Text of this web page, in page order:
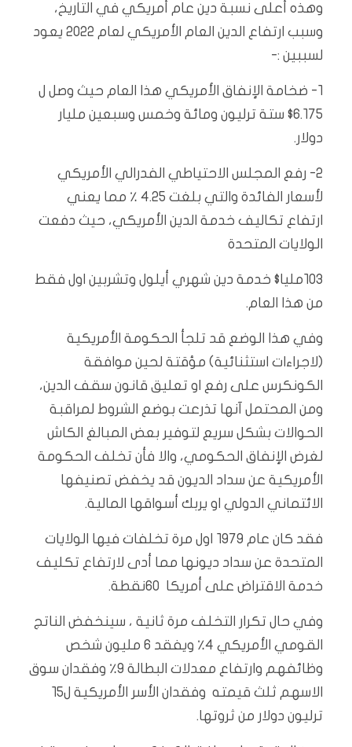
وهذه أعلى نسبة دين عام أمريكي في التاريخ،
وسبب ارتفاع الدين العام الأمريكي لعام ٢٠٢٢ يعود
لسببين :-
١- ضخامة الإنفاق الأمريكي هذا العام حيث وصل ل
٦.١٧٥$ ستة ترليون ومائة وخمس وسبعين مليار
دولار.
٢- رفع المجلس الاحتياطي الفدرالي الأمريكي
لأسعار الفائدة والتي بلغت ٤.٢٥ ٪ مما يعني
ارتفاع تكاليف خدمة الدين الأمريكي، حيث دفعت
الولايات المتحدة
١٠٣مليا$ خدمة دين شهري أيلول وتشربين اول فقط
من هذا العام.
وفي هذا الوضع قد تلجأ الحكومة الأمريكية
(لاجراءات استثنائية) مؤقتة لحين موافقة
الكونكرس على رفع او تعليق قانون سقف الدين،
ومن المحتمل آنها تذرعت بوضع الشروط لمراقبة
الحوالات بشكل سريع لتوفير بعض المبالغ الكاش
لغرض الإنفاق الحكومي، والا فأن تخلف الحكومة
الأمريكية عن سداد الديون قد يخفض تصنيفها
الائتماني الدولي او يربك أسواقها المالية.
فقد كان عام ١٩٧٩ اول مرة تخلفات فيها الولايات
المتحدة عن سداد ديونها مما أدى لارتفاع تكليف
خدمة الاقتراض على أمريكا ٦٠نقطة.
وفي حال تكرار التخلف مرة ثانية ، سينخفض الناتج
القومي الأمريكي ٤٪ ويفقد ٦ مليون شخص
وظائفهم وارتفاع معدلات البطالة ٩٪ وفقدان سوق
الاسهم ثلث قيمته وفقدان الأسر الأمريكية ل١٥
ترليون دولار من ثروتها.